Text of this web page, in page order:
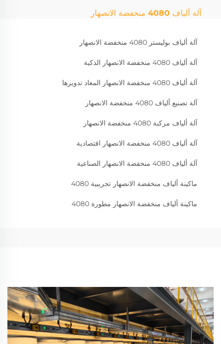
آلة ألياف 4080 منخفضة الانصهار
آلة ألياف بوليستر 4080 منخفضة الانصهار
آلة ألياف 4080 منخفضة الانصهار الذكية
آلة ألياف 4080 منخفضة الانصهار المعاد تدويرها
آلة تصنيع ألياف 4080 منخفضة الانصهار
آلة ألياف مركبة 4080 منخفضة الانصهار
آلة ألياف 4080 منخفضة الانصهار اقتصادية
آلة ألياف 4080 منخفضة الانصهار الصناعية
ماكينة ألياف منخفضة الانصهار تجريبية 4080
ماكينة ألياف منخفضة الانصهار مطورة 4080